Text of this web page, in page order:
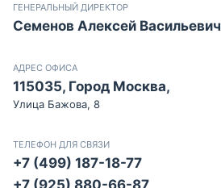
ГЕНЕРАЛЬНЫЙ ДИРЕКТОР
Семенов Алексей Васильевич
АДРЕС ОФИСА
115035, Город Москва,
Улица Бажова, 8
ТЕЛЕФОН ДЛЯ СВЯЗИ
+7 (499) 187-18-77
+7 (925) 880-66-87